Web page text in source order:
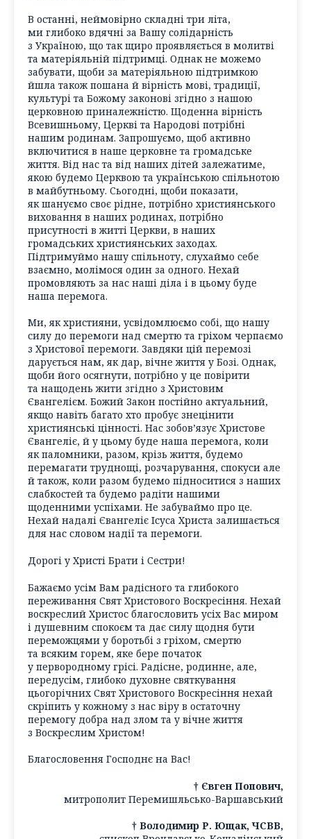
В останні, неймовірно складні три літа,
ми глибоко вдячні за Вашу солідарність
з Україною, що так щиро проявляється в молитві
та матеріяльній підтримці. Однак не можемо
забувати, щоби за матеріяльною підтримкою
йшла також пошана й вірність мові, традиції,
культурі та Божому законові згідно з нашою
церковною приналежністю. Щоденна вірність
Всевишньому, Церкві та Народові потрібні
нашим родинам. Запрошуємо, щоб активно
включитися в наше церковне та громадське
життя. Від нас та від наших дітей залежатиме,
якою будемо Церквою та українською спільнотою
в майбутньому. Сьогодні, щоби показати,
як шануємо своє рідне, потрібно християнського
виховання в наших родинах, потрібно
присутності в житті Церкви, в наших
громадських християнських заходах.
Підтримуймо нашу спільноту, слухаймо себе
взаємно, молімося один за одного. Нехай
промовляють за нас наші діла і в цьому буде
наша перемога.
Ми, як християни, усвідомлюємо собі, що нашу
силу до перемоги над смертю та гріхом черпаємо
з Христової перемоги. Завдяки цій перемозі
дарується нам, як дар, вічне життя у Бозі. Однак,
щоби його осягнути, потрібно у це повірити
та нащодень жити згідно з Христовим
Євангелієм. Божий Закон постійно актуальний,
якщо навіть багато хто пробує знецінити
християнські цінності. Нас зобов’язує Христове
Євангеліє, й у цьому буде наша перемога, коли
як паломники, разом, крізь життя, будемо
перемагати труднощі, розчарування, спокуси але
й також, коли разом будемо підноситися з наших
слабкостей та будемо радіти нашими
щоденними успіхами. Не забуваймо про це.
Нехай надалі Євангеліє Ісуса Христа залишається
для нас словом надії та перемоги.
Дорогі у Христі Брати і Сестри!
Бажаємо усім Вам радісного та глибокого
переживання Свят Христового Воскресіння. Нехай
воскреслий Христос благословить усіх Вас миром
і душевним спокоєм та дає силу щодня бути
переможцями у боротьбі з гріхом, смертю
та всяким горем, яке бере початок
у первородному грісі. Радісне, родинне, але,
передусім, глибоко духовне святкування
цьогорічних Свят Христового Воскресіння нехай
скріпить у кожному з нас віру в остаточну
перемогу добра над злом та у вічне життя
з Воскреслим Христом!
Благословення Господнє на Вас!
† Євген Попович,
митрополит Перемишльсько-Варшавський
† Володимир Р. Ющак, ЧСВВ,